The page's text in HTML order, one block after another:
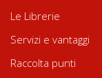
Le Librerie
Servizi e vantaggi
Raccolta punti